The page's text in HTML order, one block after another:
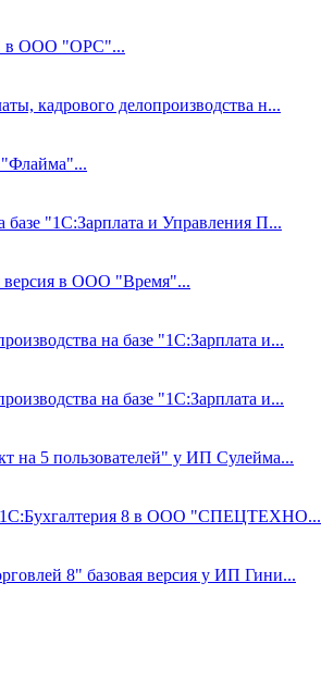
в ООО "ОРС"...
кадрового делопроизводства н...
базе "1С:Зарплата и Управления П...
версия в ООО "Время"...
на базе "1С:Зарплата и...
на базе "1С:Зарплата и...
на 5 пользователей" у ИП Сулейма...
"1С:Бухгалтерия 8 в ООО "СПЕЦТЕХНО...
8" базовая версия у ИП Гини...